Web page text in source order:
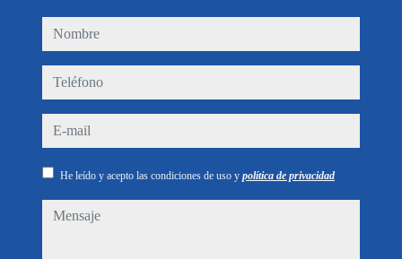
nombre
teléfono
e-mail
He leído y acepto las condiciones de uso y política de privacidad
mensaje